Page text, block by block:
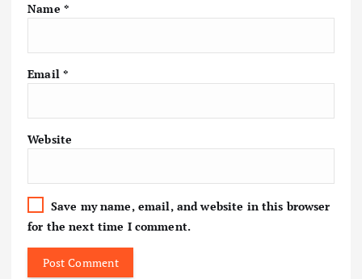
Name *
Email *
Website
Save my name, email, and website in this browser
for the next time I comment.